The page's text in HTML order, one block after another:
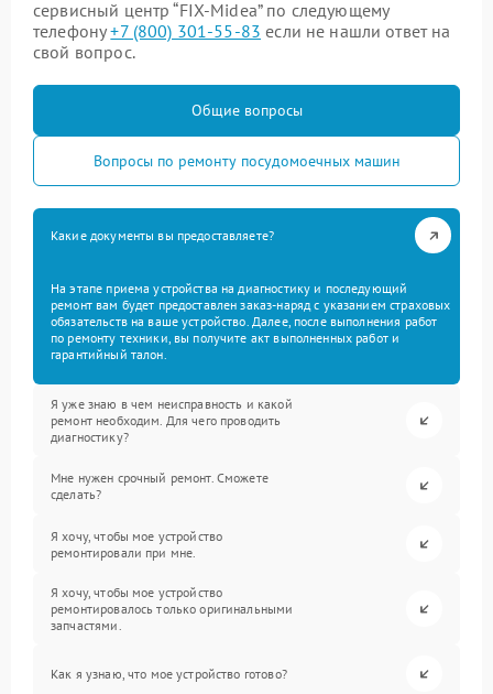
сервисный центр “FIX-Midea” по следующему
телефону+7 (800) 301-55-83 если не нашли ответ на
свой вопрос.
Общие вопросы
Вопросы по ремонту посудомоечных машин
Какие документы вы предоставляете?
На этапе приема устройства на диагностику и последующий
ремонт вам будет предоставлен заказ-наряд с указанием страховых
обязательств на ваше устройство. Далее, после выполнения работ
по ремонту техники, вы получите акт выполненных работ и
гарантийный талон.
Я уже знаю в чем неисправность и какой
ремонт необходим. Для чего проводить
диагностику?
Мне нужен срочный ремонт. Сможете
сделать?
Я хочу, чтобы мое устройство
ремонтировали при мне.
Я хочу, чтобы мое устройство
ремонтировалось только оригинальными
запчастями.
Как я узнаю, что мое устройство готово?